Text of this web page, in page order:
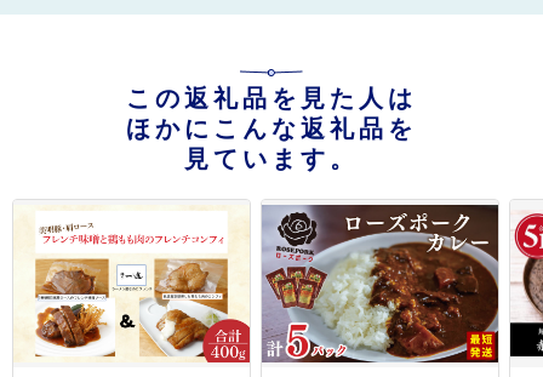
この返礼品を見た人は
ほかにこんな返礼品を
見ています。